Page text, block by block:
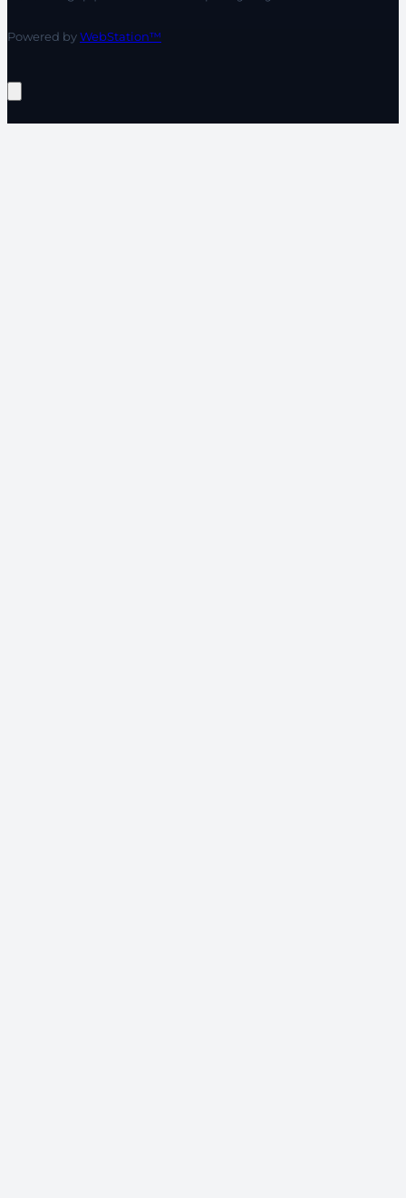
Powered byWebStation™